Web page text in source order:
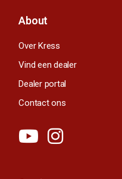
About
Over Kress
Vind een dealer
Dealer portal
Contact ons